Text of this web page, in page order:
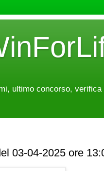
ultimo concorso,
03-04-2025 ore